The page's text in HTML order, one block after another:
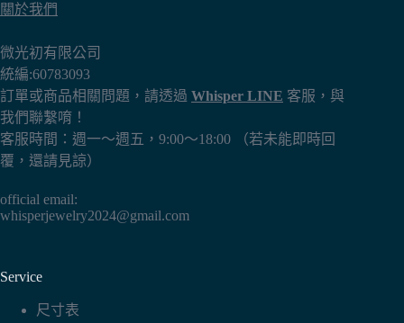
關於我們
微光初有限公司
統編:60783093
訂單或商品相關問題，請透過 Whisper LINE 客服，與
我們聯繫唷！
客服時間：週一～週五，9:00～18:00 （若未能即時回
覆，還請見諒）
official email:
whisperjewelry2024@gmail.com
Service
尺寸表